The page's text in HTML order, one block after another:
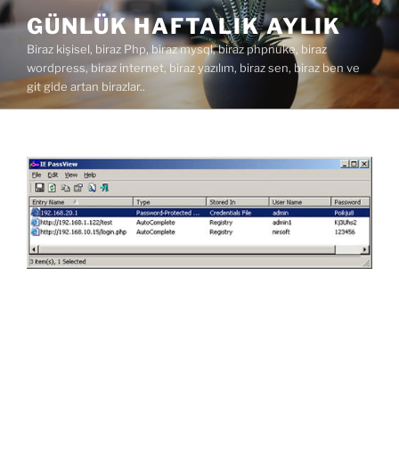
İçeriğe
geç
GÜNLÜK HAFTALIK AYLIK
Biraz kişisel, biraz Php, biraz mysql, biraz phpnuke, biraz
wordpress, biraz internet, biraz yazılım, biraz sen, biraz ben ve
git gide artan birazlar..